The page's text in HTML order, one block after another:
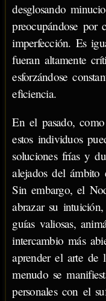
desglosando
preocupándose por
imperfección. Es
fueran altamente
esforzándose
eficiencia.
En el pasado,
estos individuos
soluciones frías y
alejados del
Sin embargo, el
abrazar su
guías valiosas,
intercambio más
aprender el arte de
menudo se
personales con el